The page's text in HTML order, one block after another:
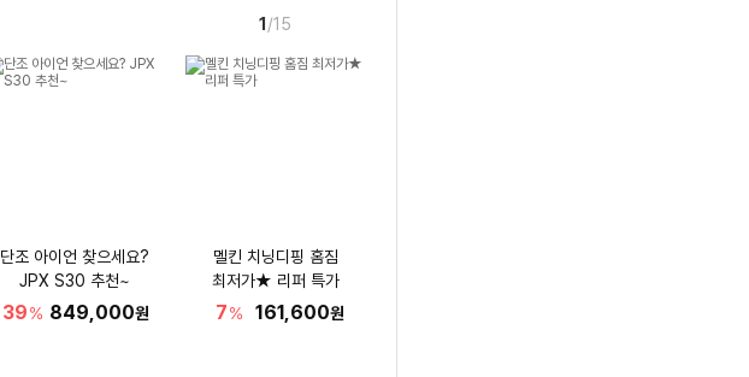
1 /15
단조 아이언 찾으세요?
JPX S30 추천~
39% 849,000원
멜킨 치닝디핑 홈짐
최저가★ 리퍼 특가
7% 161,600원